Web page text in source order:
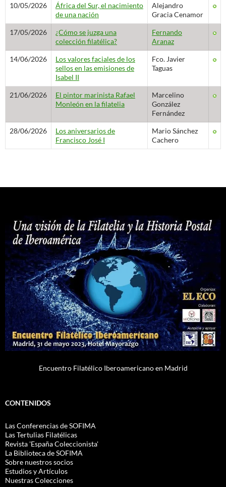
10/05/2026
África del Sur, el nacimiento
de una nación
Alejandro
Gracia Cenamor
17/05/2026
¿Cómo se juzga una
colección filatélica?
Fernando
Aranaz
14/06/2026
Los valores faciales de los
sellos en las emisiones de
Isabel II
Fco. Javier
Taguas
21/06/2026
El pintor marinista Rafael
Monleón en la filatelia
Marcelino
González
Fernández
28/06/2026
Los aniversarios de
Francisco José I
Mario Sánchez
Cachero
Encuentro Filatélico Iberoamericano en Madrid
CONTENIDOS
Las Conferencias de SOFIMA
Las Tertulias Filatélicas
Revista 'España Coleccionista'
La Biblioteca de SOFIMA
Sobre nuestros socios
Estudios y Artículos
Nuestras Colecciones